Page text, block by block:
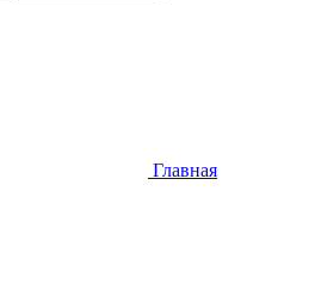
Главная